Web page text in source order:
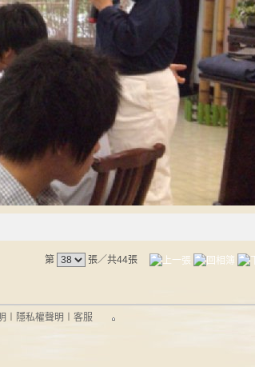
第 張／共44張
隱私權聲明 客服